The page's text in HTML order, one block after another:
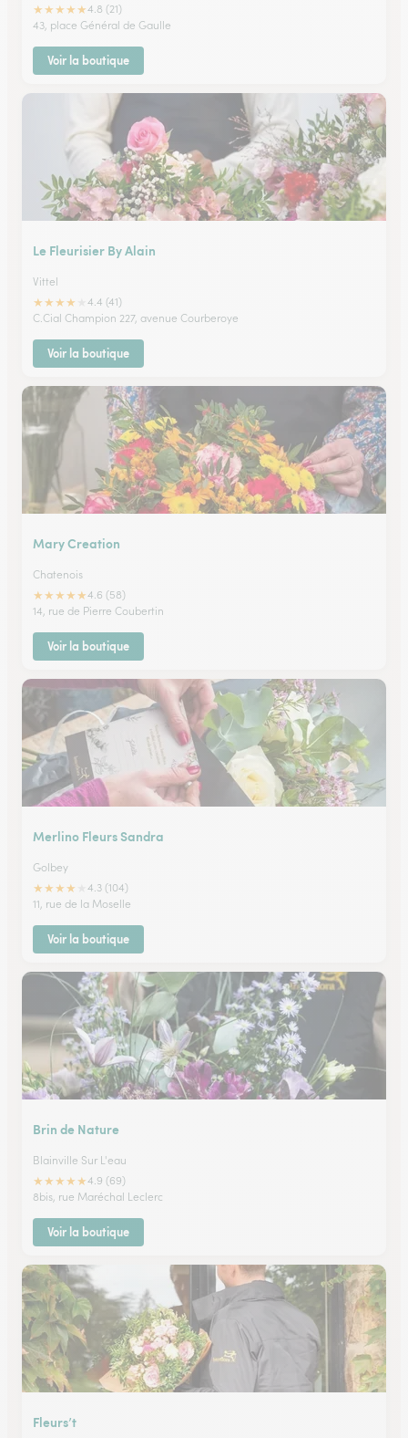
★★★★★4.8 (21)
43, place Général de Gaulle
Voir la boutique
Le Fleurisier By Alain
Vittel
★★★★
4.4 (41)
C.Cial Champion 227, avenue Courberoye
Voir la boutique
Mary Creation
Chatenois
★★★★★4.6 (58)
14, rue de Pierre Coubertin
Voir la boutique
Merlino Fleurs Sandra
Golbey
★★★★
4.3 (104)
11, rue de la Moselle
Voir la boutique
Brin de Nature
Blainville Sur L'eau
★★★★★4.9 (69)
8bis, rue Maréchal Leclerc
Voir la boutique
Fleurs’t